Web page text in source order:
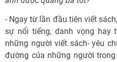
- Ngay từ lần đầu tiên viết
sự nổi tiếng, danh vọng hay
những người viết sách- yêu
đường của những người